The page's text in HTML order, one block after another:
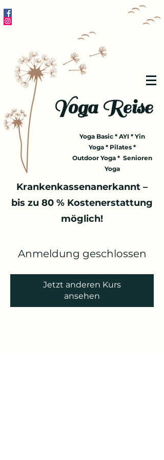
Yoga Reise
Yoga Basic * AYI * Yin
Yoga * Pilates *
Outdoor Yoga * Senioren
Yoga
Krankenkassenanerkannt –
bis zu 80 % Kostenerstattung
möglich!
Anmeldung geschlossen
Jetzt anderen Kurs
ansehen